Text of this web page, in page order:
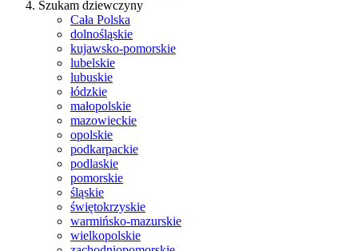
Szukam dziewczyny
Cała Polska
dolnośląskie
kujawsko-pomorskie
lubelskie
lubuskie
łódzkie
małopolskie
mazowieckie
opolskie
podkarpackie
podlaskie
pomorskie
śląskie
świętokrzyskie
warmińsko-mazurskie
wielkopolskie